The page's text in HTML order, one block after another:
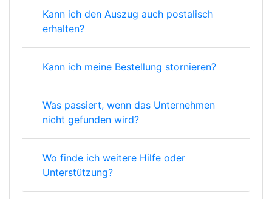
Kann ich den Auszug auch postalisch
erhalten?
Kann ich meine Bestellung stornieren?
Was passiert, wenn das Unternehmen
nicht gefunden wird?
Wo finde ich weitere Hilfe oder
Unterstützung?